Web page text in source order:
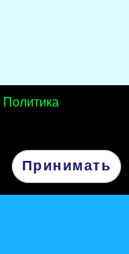
Политика
Принимать